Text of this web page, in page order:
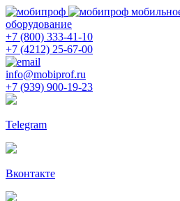
оборудование
+7 (800) 333-41-10
+7 (4212) 25-67-00
info@mobiprof.ru
+7 (939) 900-19-23
Telegram
Вконтакте